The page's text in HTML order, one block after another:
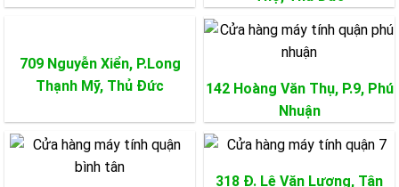
709 Nguyễn Xiển, P.Long
Thạnh Mỹ, Thủ Đức 142 Hoàng Văn Thụ, P.9, Phú
Nhuận
318 Đ. Lê Văn Lương, Tân